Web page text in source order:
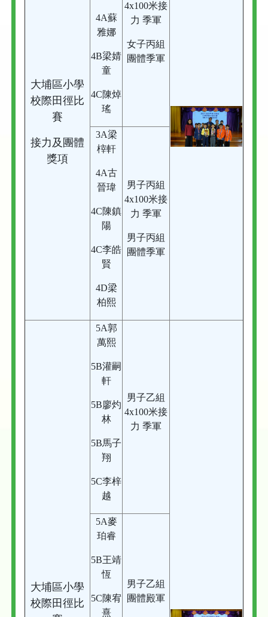
大埔區小學
校際田徑比
賽
接力及團體
獎項
4A蘇
雅娜
4B梁婧
童
4C陳焯
瑤
4x100米接
力 季軍
女子丙組
團體季軍
3A梁
榟軒
4A古
晉瑋
4C陳鎮
陽
4C李皓
賢
4D梁
柏熙
男子丙組
4x100米接
力 季軍
男子丙組
團體季軍
大埔區小學
校際田徑比
5A郭
萬熙
5B灌嗣
軒
5B廖灼
林
5B馬子
翔
5C李梓
越
男子乙組
4x100米接
力 季軍
5A麥
珀睿
5B王靖
恆
5C陳宥
熹
男子乙組
團體殿軍